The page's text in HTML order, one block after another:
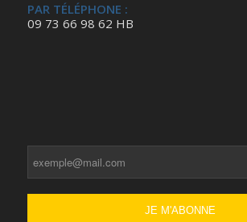
PAR TÉLÉPHONE :
09 73 66 98 62 HB